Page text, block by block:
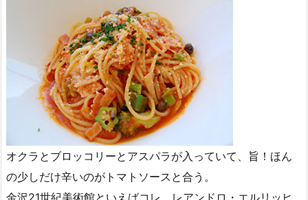
オクラとブロッコリーとアスパラが入っていて、旨！ほん
の少しだけ辛いのがトマトソースと合う。
金沢21世紀美術館といえばコレ。レアンドロ・エルリッヒ